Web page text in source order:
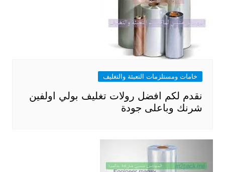
خامات ومستلزمات التعبئة والتغليف
نقدم لكم افضل رولات تغليف بولي اولفين
شرنك وباعلى جودة